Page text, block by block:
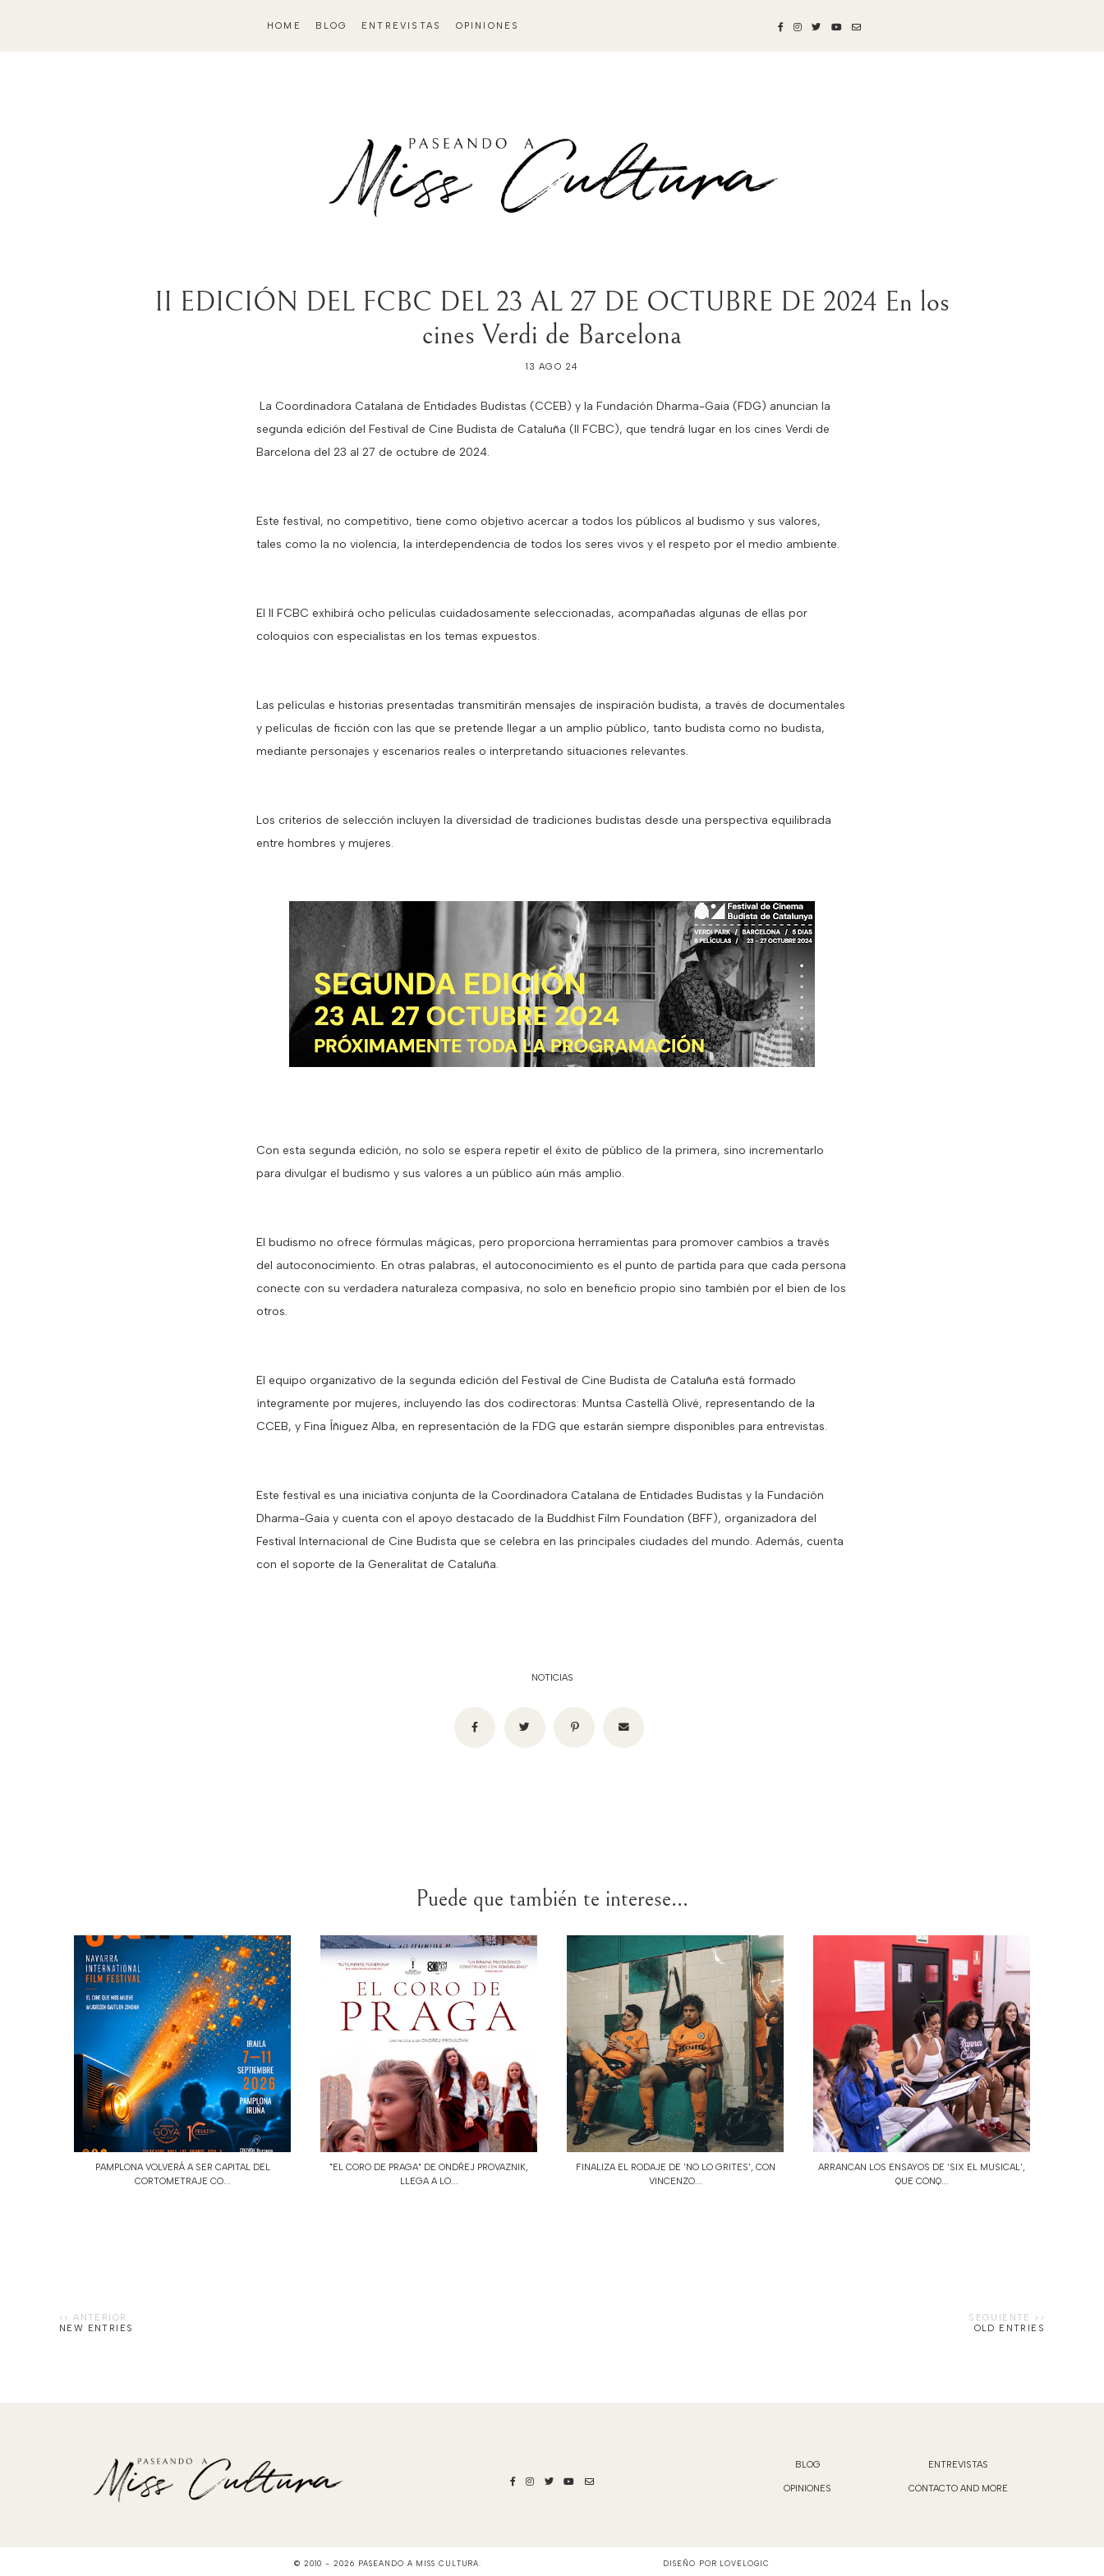
HOME BLOG ENTREVISTAS OPINIONES
II EDICIÓN DEL FCBC DEL 23 AL 27 DE OCTUBRE DE 2024 En los
cines Verdi de Barcelona
13 AGO 24
La Coordinadora Catalana de Entidades Budistas (CCEB) y la Fundación Dharma-Gaia (FDG) anuncian la
segunda edición del Festival de Cine Budista de Cataluña (II FCBC), que tendrá lugar en los cines Verdi de
Barcelona del 23 al 27 de octubre de 2024.
Este festival, no competitivo, tiene como objetivo acercar a todos los públicos al budismo y sus valores,
tales como la no violencia, la interdependencia de todos los seres vivos y el respeto por el medio ambiente.
El II FCBC exhibirá ocho películas cuidadosamente seleccionadas, acompañadas algunas de ellas por
coloquios con especialistas en los temas expuestos.
Las películas e historias presentadas transmitirán mensajes de inspiración budista, a través de documentales
y películas de ficción con las que se pretende llegar a un amplio público, tanto budista como no budista,
mediante personajes y escenarios reales o interpretando situaciones relevantes.
Los criterios de selección incluyen la diversidad de tradiciones budistas desde una perspectiva equilibrada
entre hombres y mujeres.
Con esta segunda edición, no solo se espera repetir el éxito de público de la primera, sino incrementarlo
para divulgar el budismo y sus valores a un público aún más amplio.
El budismo no ofrece fórmulas mágicas, pero proporciona herramientas para promover cambios a través
del autoconocimiento. En otras palabras, el autoconocimiento es el punto de partida para que cada persona
conecte con su verdadera naturaleza compasiva, no solo en beneficio propio sino también por el bien de los
otros.
El equipo organizativo de la segunda edición del Festival de Cine Budista de Cataluña está formado
íntegramente por mujeres, incluyendo las dos codirectoras: Muntsa Castellà Olivé, representando de la
CCEB, y Fina Íñiguez Alba, en representación de la FDG que estarán siempre disponibles para entrevistas.
Este festival es una iniciativa conjunta de la Coordinadora Catalana de Entidades Budistas y la Fundación
Dharma-Gaia y cuenta con el apoyo destacado de la Buddhist Film Foundation (BFF), organizadora del
Festival Internacional de Cine Budista que se celebra en las principales ciudades del mundo. Además, cuenta
con el soporte de la Generalitat de Cataluña.
NOTICIAS
Puede que también te interese...
PAMPLONA VOLVERÁ A SER CAPITAL DEL
CORTOMETRAJE CO...
"EL CORO DE PRAGA" DE ONDŘEJ PROVAZNIK,
LLEGA A LO...
FINALIZA EL RODAJE DE 'NO LO GRITES', CON
VINCENZO...
ARRANCAN LOS ENSAYOS DE ‘SIX EL MUSICAL',
QUE CONQ...
NEW ENTRIES OLD ENTRIES
BLOG ENTREVISTAS
OPINIONES CONTACTO AND MORE
© 2010 -2026 PASEANDO A MISS CULTURA DISEÑO POR LOVELOGIC